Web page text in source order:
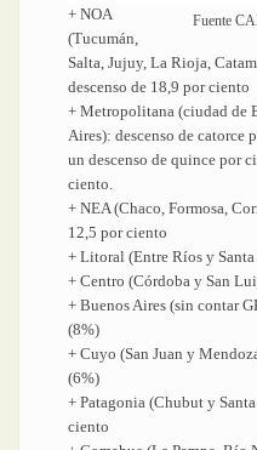
Fuente
+ NOA
(Tucumán,
Salta, Jujuy, La Rioja,
descenso de 18,9 por ciento
+ Metropolitana (ciudad de
Aires): descenso de catorce
un descenso de quince por
ciento.
+ NEA (Chaco, Formosa,
12,5 por ciento
+ Litoral (Entre Ríos y
+ Centro (Córdoba y San
+ Buenos Aires (sin contar
(8%)
+ Cuyo (San Juan y
(6%)
+ Patagonia (Chubut y
ciento